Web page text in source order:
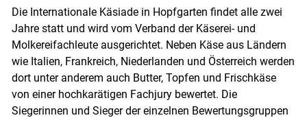
Die Internationale Käsiade in Hopfgarten findet alle zwei
Jahre statt und wird vom Verband der Käserei- und
Molkereifachleute ausgerichtet. Neben Käse aus Ländern
wie Italien, Frankreich, Niederlanden und Österreich werden
dort unter anderem auch Butter, Topfen und Frischkäse
von einer hochkarätigen Fachjury bewertet. Die
Siegerinnen und Sieger der einzelnen Bewertungsgruppen